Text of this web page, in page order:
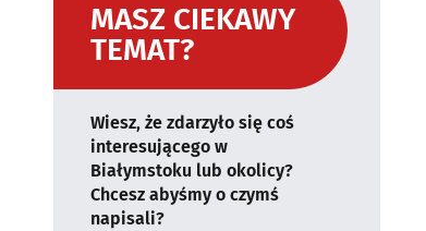
MASZ CIEKAWY
TEMAT?
Wiesz, że zdarzyło się coś
interesującego w
Białymstoku lub okolicy?
Chcesz abyśmy o czymś
napisali?